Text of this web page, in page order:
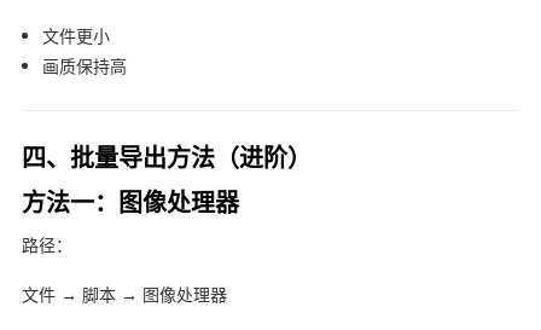
文件更小
画质保持高
四、批量导出方法（进阶）
方法一：图像处理器
路径：
文件 → 脚本 → 图像处理器